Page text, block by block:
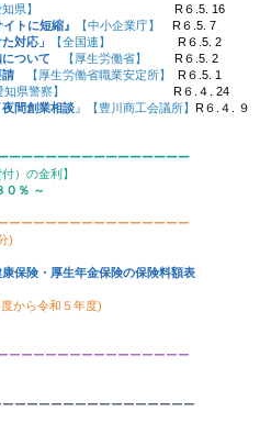
愛知県】R６.5. 16
トに短縮』 【中小企業庁】R６.5. 7
対応」 【全国連】R６.5. 2
ついて 【厚生労働省】R６.5. 2
請 【厚生労働省職業安定所】R６.5. 1
知県警察】
R６.４. 24
夜間創業相談 』 【豊川商工会議所】R６.４. ９
ーーーーーーーーーーーーーーー
）の金利】
０％ ～
ーーーーーーーーーーーーーーー
)​
康保険・厚生年金保険の保険料額表
から令和５年度)
ーーーーーーーーーーーーーーー
ーーーーーーーーーーーーーーー